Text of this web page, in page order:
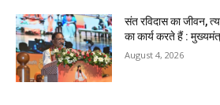
संत रविदास का जीवन,
का कार्य करते हैं :
August 4, 2026